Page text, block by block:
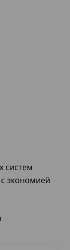
систем
экономией